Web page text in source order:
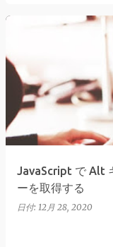
JavaScript で Alt
ーを取得する
日付: 12月 28, 2020